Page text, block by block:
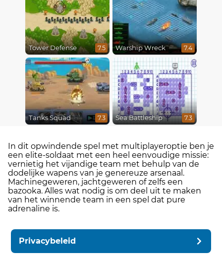
Tower Defense 7.5 Warship Wreck 7.4
Tanks Squad 7.3 Sea Battleship 7.3
In dit opwindende spel met multiplayeroptie ben je
een elite-soldaat met een heel eenvoudige missie:
vernietig het vijandige team met behulp van de
dodelijke wapens van je genereuze arsenaal.
Machinegeweren, jachtgeweren of zelfs een
bazooka. Alles wat nodig is om deel uit te maken
van het winnende team in een spel dat pure
adrenaline is.
Privacybeleid